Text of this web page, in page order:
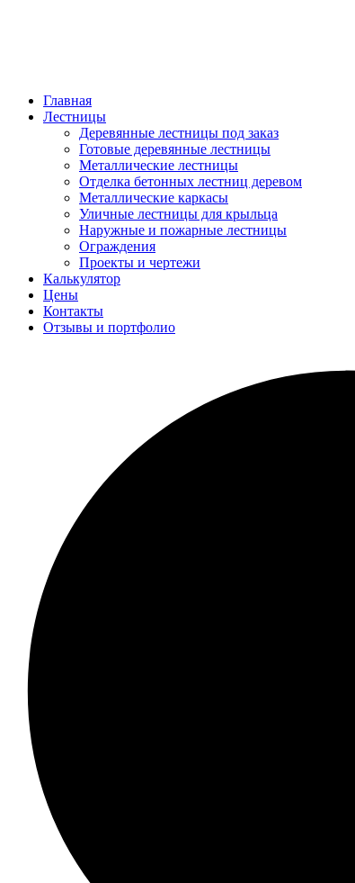
Главная
Лестницы
Деревянные лестницы под заказ
Готовые деревянные лестницы
Металлические лестницы
Отделка бетонных лестниц деревом
Металлические каркасы
Уличные лестницы для крыльца
Наружные и пожарные лестницы
Ограждения
Проекты и чертежи
Калькулятор
Цены
Контакты
Отзывы и портфолио